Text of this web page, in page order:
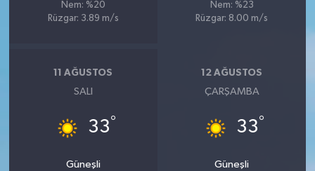
Nem: %20
Rüzgar: 3.89 m/s
Nem: %23
Rüzgar: 8.00 m/s
11 AĞUSTOS
SALI
33°
Güneşli
12 AĞUSTOS
ÇARŞAMBA
33°
Güneşli